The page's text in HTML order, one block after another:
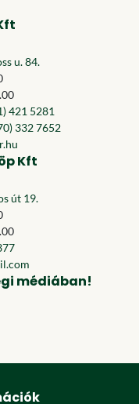
u. 84.
421 5281
332 7652
Kft
út 19.
médiában!